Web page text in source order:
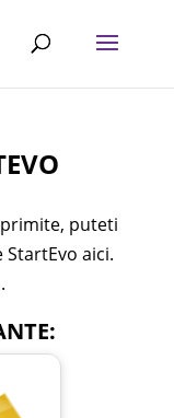
puteti
aici.